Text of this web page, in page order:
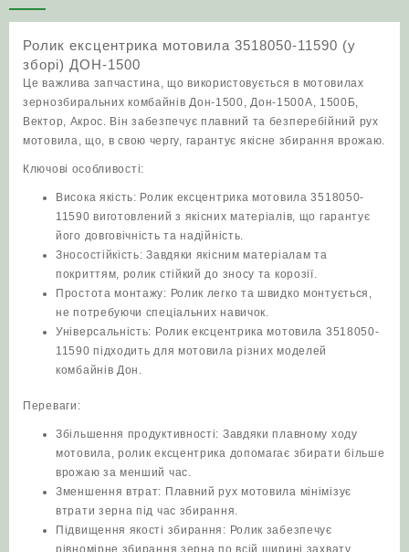
(у
ДОН-1500
кількість
Ролик ексцентрика мотовила 3518050-11590 (у
зборі) ДОН-1500
Це важлива запчастина, що використовується в мотовилах
зернозбиральних комбайнів Дон-1500, Дон-1500А, 1500Б,
Вектор, Акрос. Він забезпечує плавний та безперебійний рух
мотовила, що, в свою чергу, гарантує якісне збирання врожаю.
Ключові особливості:
Висока якість: Ролик ексцентрика мотовила 3518050-
11590 виготовлений з якісних матеріалів, що гарантує
його довговічність та надійність.
Зносостійкість: Завдяки якісним матеріалам та
покриттям, ролик стійкий до зносу та корозії.
Простота монтажу: Ролик легко та швидко монтується,
не потребуючи спеціальних навичок.
Універсальність: Ролик ексцентрика мотовила 3518050-
11590 підходить для мотовила різних моделей
комбайнів Дон.
Переваги:
Збільшення продуктивності: Завдяки плавному ходу
мотовила, ролик ексцентрика допомагає збирати більше
врожаю за менший час.
Зменшення втрат: Плавний рух мотовила мінімізує
втрати зерна під час збирання.
Підвищення якості збирання: Ролик забезпечує